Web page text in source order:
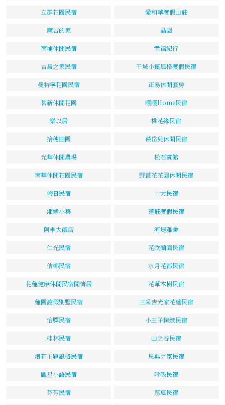
立群花園民宿 愛和華渡假山莊
麻吉的家 晶園
南埔休閒民宿 幸福紀行
吉昌之家民宿 干城小鎮風格渡假民宿
曼特寧花園民宿 正易休閒套房
茗新休閒花園 嘎嘎Home民宿
樂以居 桃花緣民宿
拾穗田園 葆岱兒休閒民宿
光華休閒農場 松石賓館
南華休閒花園民宿 野薑花花園休閒民宿
假日民宿 十大民宿
湘緣小築 蓮莊渡假民宿
阿季大飯店 河堤雅舍
仁光民宿 花欣蘭園民宿
佶椰民宿 水月花都民宿
花蓮健康休閒民宿閒情居 花草木樹民宿
蓮園渡假別墅民宿 三采吉光家花蓮民宿
怡驛民宿 小王子精緻民宿
桂林民宿 山之谷民宿
浪花主題風格民宿 恩典之家民宿
觀星小語民宿 呼吸民宿
芬芳民宿 慈惠民宿